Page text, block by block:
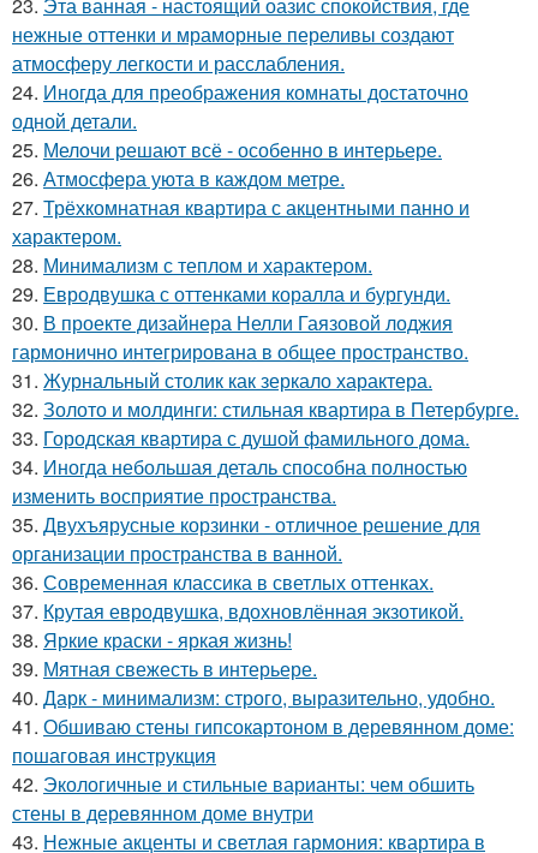
нежные оттенки и мраморные переливы создают
атмосферу легкости и расслабления.
24. Иногда для преображения комнаты достаточно
одной детали.
25. Мелочи решают всё - особенно в интерьере.
26. Атмосфера уюта в каждом метре.
27. Трёхкомнатная квартира с акцентными панно и
характером.
28. Минимализм с теплом и характером.
29. Евродвушка с оттенками коралла и бургунди.
30. В проекте дизайнера Нелли Гаязовой лоджия
гармонично интегрирована в общее пространство.
31. Журнальный столик как зеркало характера.
32. Золото и молдинги: стильная квартира в Петербурге.
33. Городская квартира с душой фамильного дома.
34. Иногда небольшая деталь способна полностью
изменить восприятие пространства.
35. Двухъярусные корзинки - отличное решение для
организации пространства в ванной.
36. Современная классика в светлых оттенках.
37. Крутая евродвушка, вдохновлённая экзотикой.
38. Яркие краски - яркая жизнь!
39. Мятная свежесть в интерьере.
40. Дарк - минимализм: строго, выразительно, удобно.
41. Обшиваю стены гипсокартоном в деревянном доме:
пошаговая инструкция
42. Экологичные и стильные варианты: чем обшить
стены в деревянном доме внутри
43. Нежные акценты и светлая гармония: квартира в